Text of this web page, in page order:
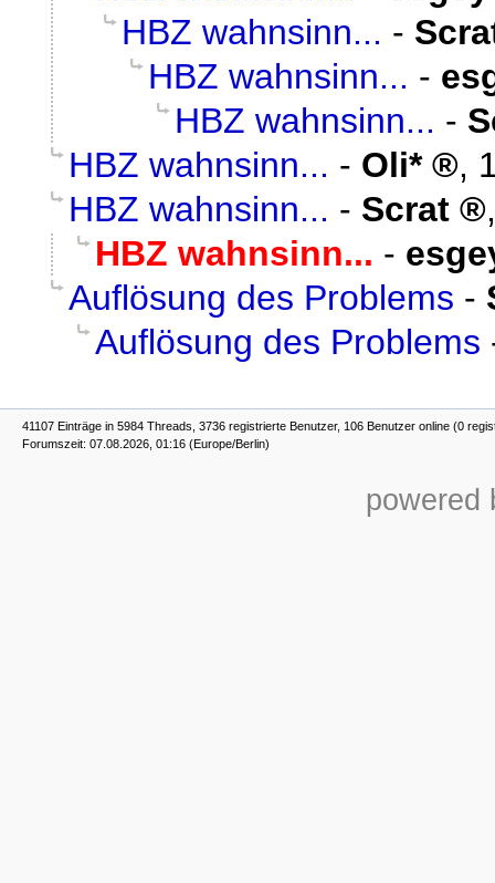
HBZ wahnsinn... -
HBZ wahnsinn... -
HBZ wahnsinn... -
HBZ wahnsinn... - Oli* ,
HBZ wahnsinn... - Scrat
HBZ wahnsinn... -
Auflösung des Problems -
Auflösung des Problems
41107 Einträge in 5984 Threads, 3736 registrierte Benutzer, 106 Benutzer online (0
Forumszeit: 07.08.2026, 01:16 (Europe/Berlin)
powered